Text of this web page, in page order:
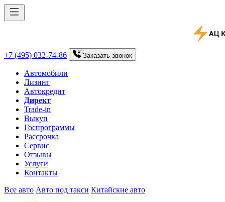
+7 (495) 032-74-86 Заказать звонок
Автомобили
Лизинг
Автокредит
Директ
Trade-in
Выкуп
Госпрограммы
Рассрочка
Сервис
Отзывы
Услуги
Контакты
Все авто Авто под такси Китайские авто